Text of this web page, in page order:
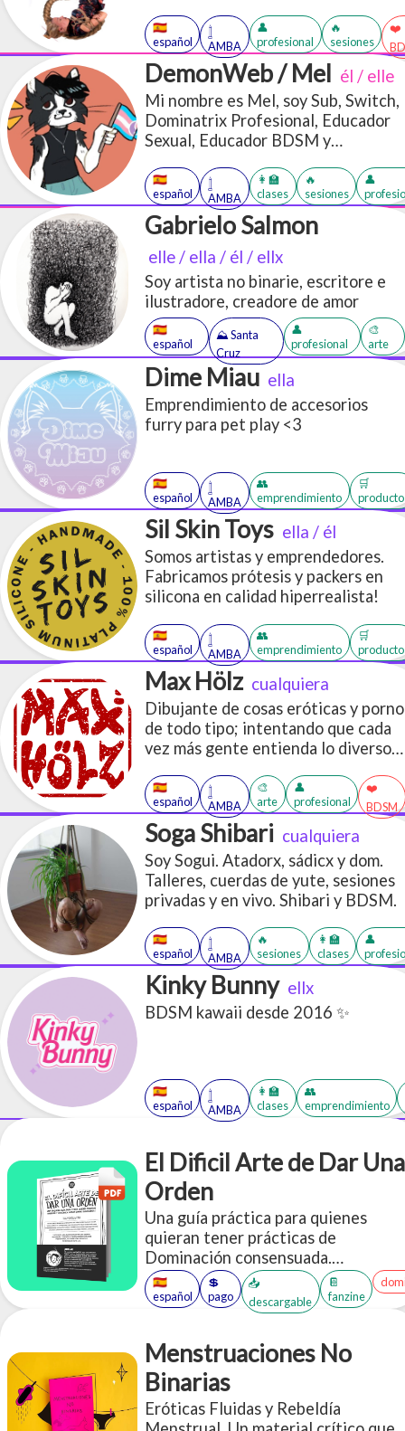
puedan tener acceso a la
información!
🇪🇸
español
𓉶
AMBA
👤
profesional
🔥
sesiones
❤️
DemonWeb / Mel
él / elle
Mi nombre es Mel, soy Sub, Switch,
Dominatrix Profesional, Educador
Sexual, Educador BDSM y
🇪🇸
español
𓉶
AMBA
👩‍🏫
clases
🔥
sesiones
👤
Gabrielo Salmon
elle / ella / él / ellx
Soy artista no binarie, escritore e
ilustradore, creadore de amor
🇪🇸
español
⛰️ Santa
Cruz
👤
profesional
🎨
arte
Dime Miau ella
Emprendimiento de accesorios
furry para pet play <3
🇪🇸
español
𓉶
AMBA
👥
emprendimiento
🛒
Sil Skin Toys ella / él
Somos artistas y emprendedores.
Fabricamos prótesis y packers en
silicona en calidad hiperrealista!
🇪🇸
español
𓉶
AMBA
👥
emprendimiento
🛒
Max Hölz cualquiera
Dibujante de cosas eróticas y porno
de todo tipo; intentando que cada
vez más gente entienda lo diverso
🇪🇸
español
𓉶
AMBA
🎨
arte
👤
profesional
❤️
BDSM
Soga Shibari cualquiera
Soy Sogui. Atadorx, sádicx y dom.
Talleres, cuerdas de yute, sesiones
privadas y en vivo. Shibari y BDSM.
🇪🇸
español
𓉶
AMBA
🔥
sesiones
👩‍🏫
clases
👤
Kinky Bunny ellx
BDSM kawaii desde 2016 ✨
🇪🇸
español
𓉶
AMBA
👩‍🏫
clases
👥
emprendimiento
El Dificil Arte de Dar Una
Orden
Una guía práctica para quienes
quieran tener prácticas de
Dominación consensuada.
Compilamos múltiples ideas y
aplicaciones de ejemplo a la hora de
🇪🇸
español
💲
pago
📥
descargable
📔
fanzine
Menstruaciones No
Binarias
Eróticas Fluidas y Rebeldía